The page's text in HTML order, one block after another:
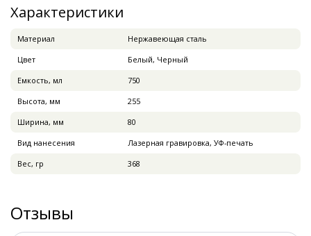
Характеристики
Материал
Нержавеющая сталь
Цвет
Белый, Черный
Емкость, мл
750
Высота, мм
255
Ширина, мм
80
Вид нанесения
Лазерная гравировка, УФ-печать
Вес, гр
368
Отзывы